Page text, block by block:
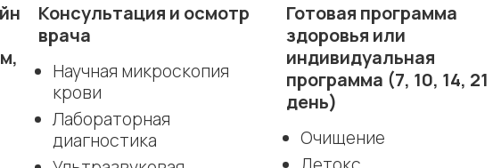
Консультация и осмотр
врача
Научная микроскопия
крови
Лабораторная
диагностика
Готовая программа
здоровья или
индивидуальная
программа (7, 10, 14, 21
день)
Очищение